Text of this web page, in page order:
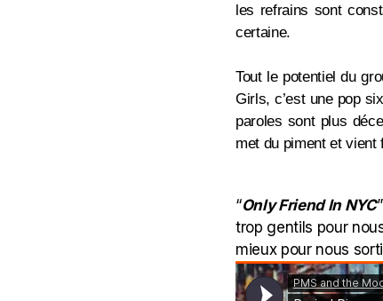
les refrains sont
certaine.
Tout le potentiel du
Girls, c’est une pop
paroles sont plus
met du piment et vient
“Only Friend In NYC
trop gentils pour
mieux pour nous